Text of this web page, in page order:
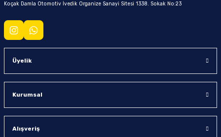
Koçak Damla Otomotiv İvedik Organize Sanayi Sitesi 1338. Sokak No:23
Üyelik
Kurumsal
Alışveriş